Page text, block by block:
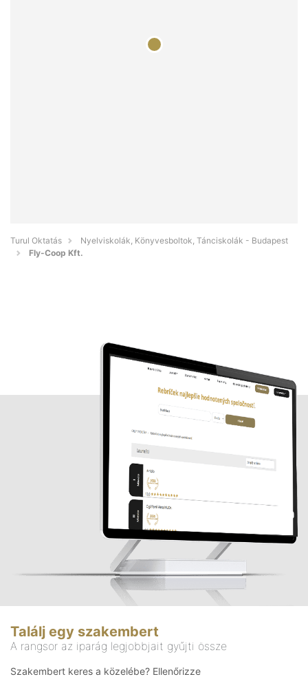
Turul Oktatás
Nyelviskolák, Könyvesboltok, Tánciskolák - Budapest
Fly-Coop Kft.
Találj egy szakembert
A rangsor az iparág legjobbjait gyűjti össze
Szakembert keres a közelébe? Ellenőrizze